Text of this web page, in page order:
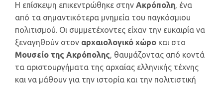
Η επίσκεψη επικεντρώθηκε στην Ακρόπολη, ένα
από τα σημαντικότερα μνημεία του παγκόσμιου
πολιτισμού. Οι συμμετέχοντες είχαν την ευκαιρία να
ξεναγηθούν στον αρχαιολογικό χώρο και στο
Μουσείο της Ακρόπολης, θαυμάζοντας από κοντά
τα αριστουργήματα της αρχαίας ελληνικής τέχνης
και να μάθουν για την ιστορία και την πολιτιστική